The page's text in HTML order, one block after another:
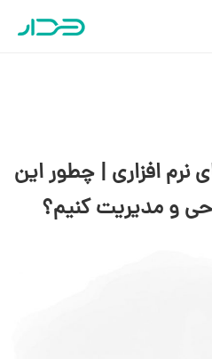
افزاری | چطور این
و مدیریت کنیم؟